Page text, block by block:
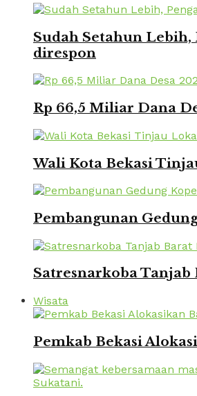
Sudah Setahun
direspon
Rp 66,5 Miliar Dana
Wali Kota Bekasi
Pembangunan
Satresnarkoba Tanjab
Wisata
Pemkab Bekasi